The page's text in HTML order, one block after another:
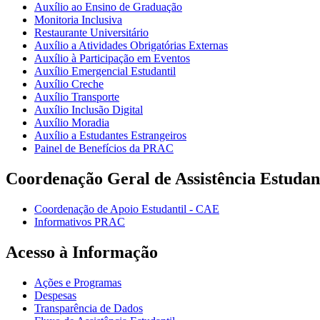
Auxílio ao Ensino de Graduação
Monitoria Inclusiva
Restaurante Universitário
Auxílio a Atividades Obrigatórias Externas
Auxílio à Participação em Eventos
Auxílio Emergencial Estudantil
Auxílio Creche
Auxílio Transporte
Auxílio Inclusão Digital
Auxílio Moradia
Auxílio a Estudantes Estrangeiros
Painel de Benefícios da PRAC
Coordenação Geral de Assistência
Coordenação de Apoio Estudantil - CAE
Informativos PRAC
Acesso à Informação
Ações e Programas
Despesas
Transparência de Dados